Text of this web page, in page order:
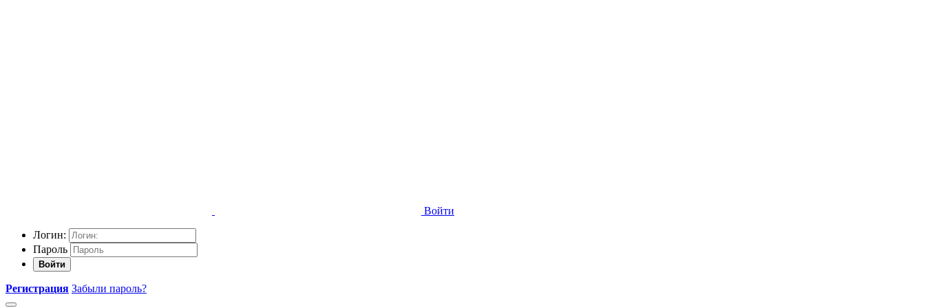
Войти
Логин:
Пароль
Войти
Регистрация Забыли пароль?